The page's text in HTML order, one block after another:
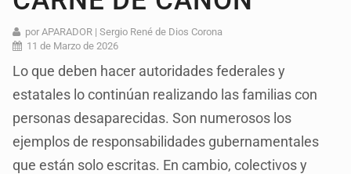
por APARADOR | Sergio René de Dios Corona
11 de Marzo de 2026
Lo que deben hacer autoridades federales y
estatales lo continúan realizando las familias con
personas desaparecidas. Son numerosos los
ejemplos de responsabilidades gubernamentales
que están solo escritas. En cambio, colectivos y